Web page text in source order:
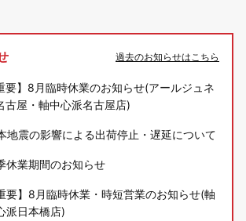
過去のお知らせはこちら
要】8月臨時休業のお知らせ(アールジュネ
古屋・軸中心派名古屋店)
地震の影響による出荷停止・遅延について
休業期間のお知らせ
要】8月臨時休業・時短営業のお知らせ(軸
派日本橋店)